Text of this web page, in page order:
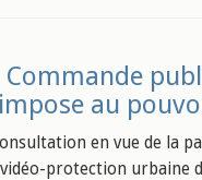
Commande
au
en vue de la
protection urbaine